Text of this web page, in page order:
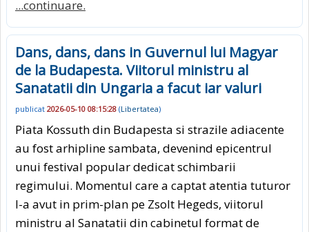
...continuare.
Dans, dans, dans in Guvernul lui Magyar
de la Budapesta. Viitorul ministru al
Sanatatii din Ungaria a facut iar valuri
publicat 2026-05-10 08:15:28 (Libertatea)
Piata Kossuth din Budapesta si strazile adiacente
au fost arhipline sambata, devenind epicentrul
unui festival popular dedicat schimbarii
regimului. Momentul care a captat atentia tuturor
l-a avut in prim-plan pe Zsolt Hegeds, viitorul
ministru al Sanatatii din cabinetul format de